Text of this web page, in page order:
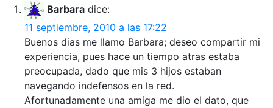
Barbara dice:
11 septiembre, 2010 a las 17:22
Buenos dias me llamo Barbara; deseo compartir mi
experiencia, pues hace un tiempo atras estaba
preocupada, dado que mis 3 hijos estaban
navegando indefensos en la red.
Afortunadamente una amiga me dio el dato, que